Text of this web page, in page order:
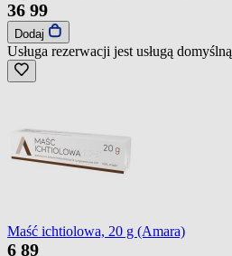
36 99
Dodaj
Usługa rezerwacji jest usługą domyślną
Maść ichtiolowa, 20 g (Amara)
6 89